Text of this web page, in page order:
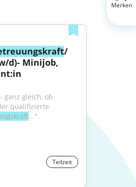
/
d)- Minijob,
ganz gleich, ob
qualifizierte
..."
Teilzeit
Merken